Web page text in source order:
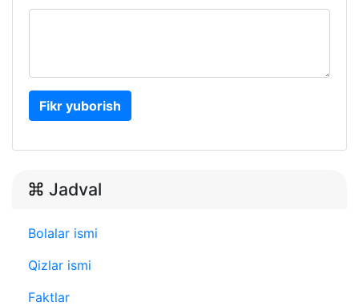
Fikr yuborish
Jadval
Bolalar ismi
Qizlar ismi
Faktlar